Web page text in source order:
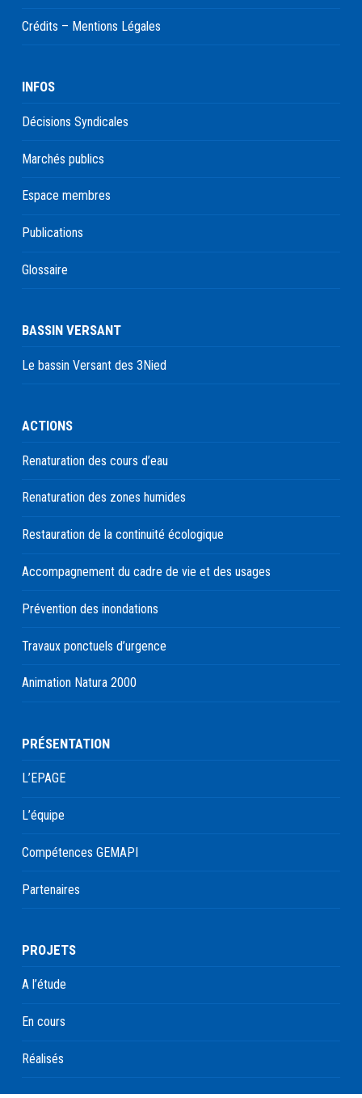
Crédits – Mentions Légales
INFOS
Décisions Syndicales
Marchés publics
Espace membres
Publications
Glossaire
BASSIN VERSANT
Le bassin Versant des 3Nied
ACTIONS
Renaturation des cours d’eau
Renaturation des zones humides
Restauration de la continuité écologique
Accompagnement du cadre de vie et des usages
Prévention des inondations
Travaux ponctuels d’urgence
Animation Natura 2000
PRÉSENTATION
L’EPAGE
L’équipe
Compétences GEMAPI
Partenaires
PROJETS
A l’étude
En cours
Réalisés